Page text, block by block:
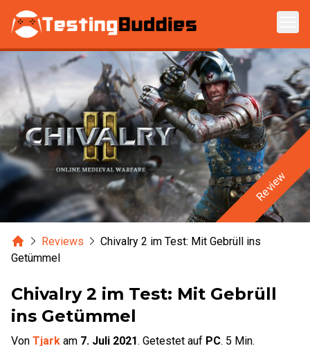
Zum Hauptinhalt springen
Review
HomeReviews
Chivalry 2 im Test: Mit Gebrüll ins
Getümmel
Chivalry 2 im Test: Mit Gebrüll
ins Getümmel
Von Tjark am 7. Juli 2021. Getestet auf PC. 5 Min.